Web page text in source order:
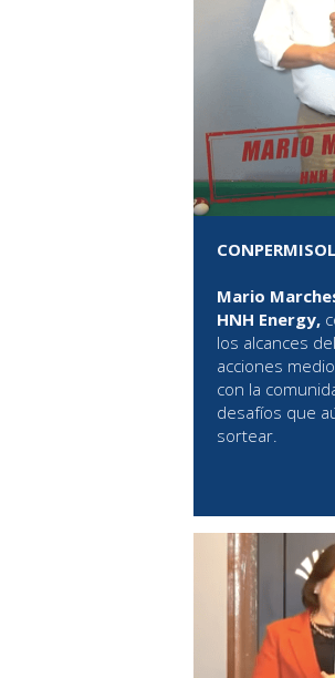
Mario
HNH Energy,
los alcances
acciones
con la
desafíos que
sortear.